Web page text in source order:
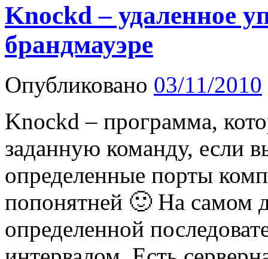
Knockd – удаленное
брандмауэре
Опубликовано 03/11/2010
Knockd – программа,
заданную команду, если
определенные порты
попонятней 🙂 На самом
определенной